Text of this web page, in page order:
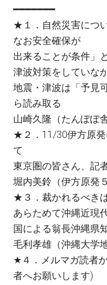
━━━━━━━
★１．自然災害につ
なお安全確保が
出来ることが条件」
津波対策をしていな
地震・津波は「予見
ら読み取る
山崎久隆（たんぽぽ
★２．11/30伊方原発
て
東京圏の皆さん、記
堀内美鈴（伊方原発
★３．裁かれるべき
あらためて沖縄近現
国による翁長沖縄県
毛利孝雄（沖縄大学
★４．メルマガ読者
者へお願いします)